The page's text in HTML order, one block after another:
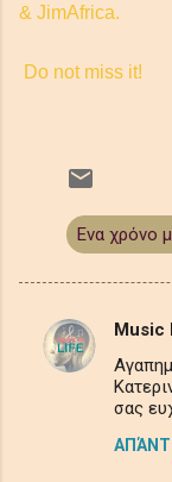
& JimAfrica.
Do not miss it!
Ενα χρόνο
Σ
Music
σας